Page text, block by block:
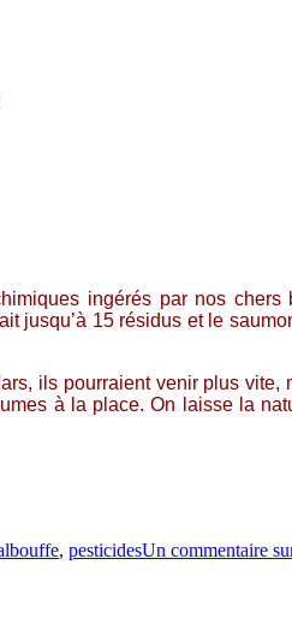
ingérés par nos
jusqu’à 15 résidus et le
ils pourraient venir plus
à la place. On laisse la
, pesticidesUn commentaire